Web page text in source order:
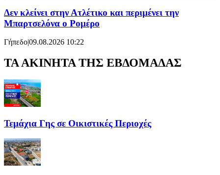
Δεν κλείνει στην Ατλέτικο και περιμένει την
Μπαρτσελόνα ο Ρομέρο
Γήπεδο|09.08.2026 10:22
ΤΑ ΑΚΙΝΗΤΑ ΤΗΣ ΕΒΔΟΜΑΔΑΣ
Τεμάχια Γης σε Οικιστικές Περιοχές